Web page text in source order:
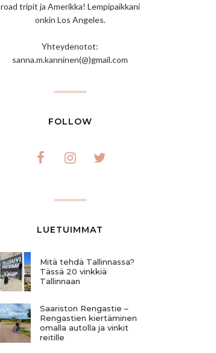
road tripit ja Amerikka! Lempipaikkani
onkin Los Angeles.
Yhteydenotot:
sanna.m.kanninen(@)gmail.com
FOLLOW
LUETUIMMAT
Mitä tehdä Tallinnassa?
Tässä 20 vinkkiä
Tallinnaan
Saariston Rengastie –
Rengastien kiertäminen
omalla autolla ja vinkit
reitille